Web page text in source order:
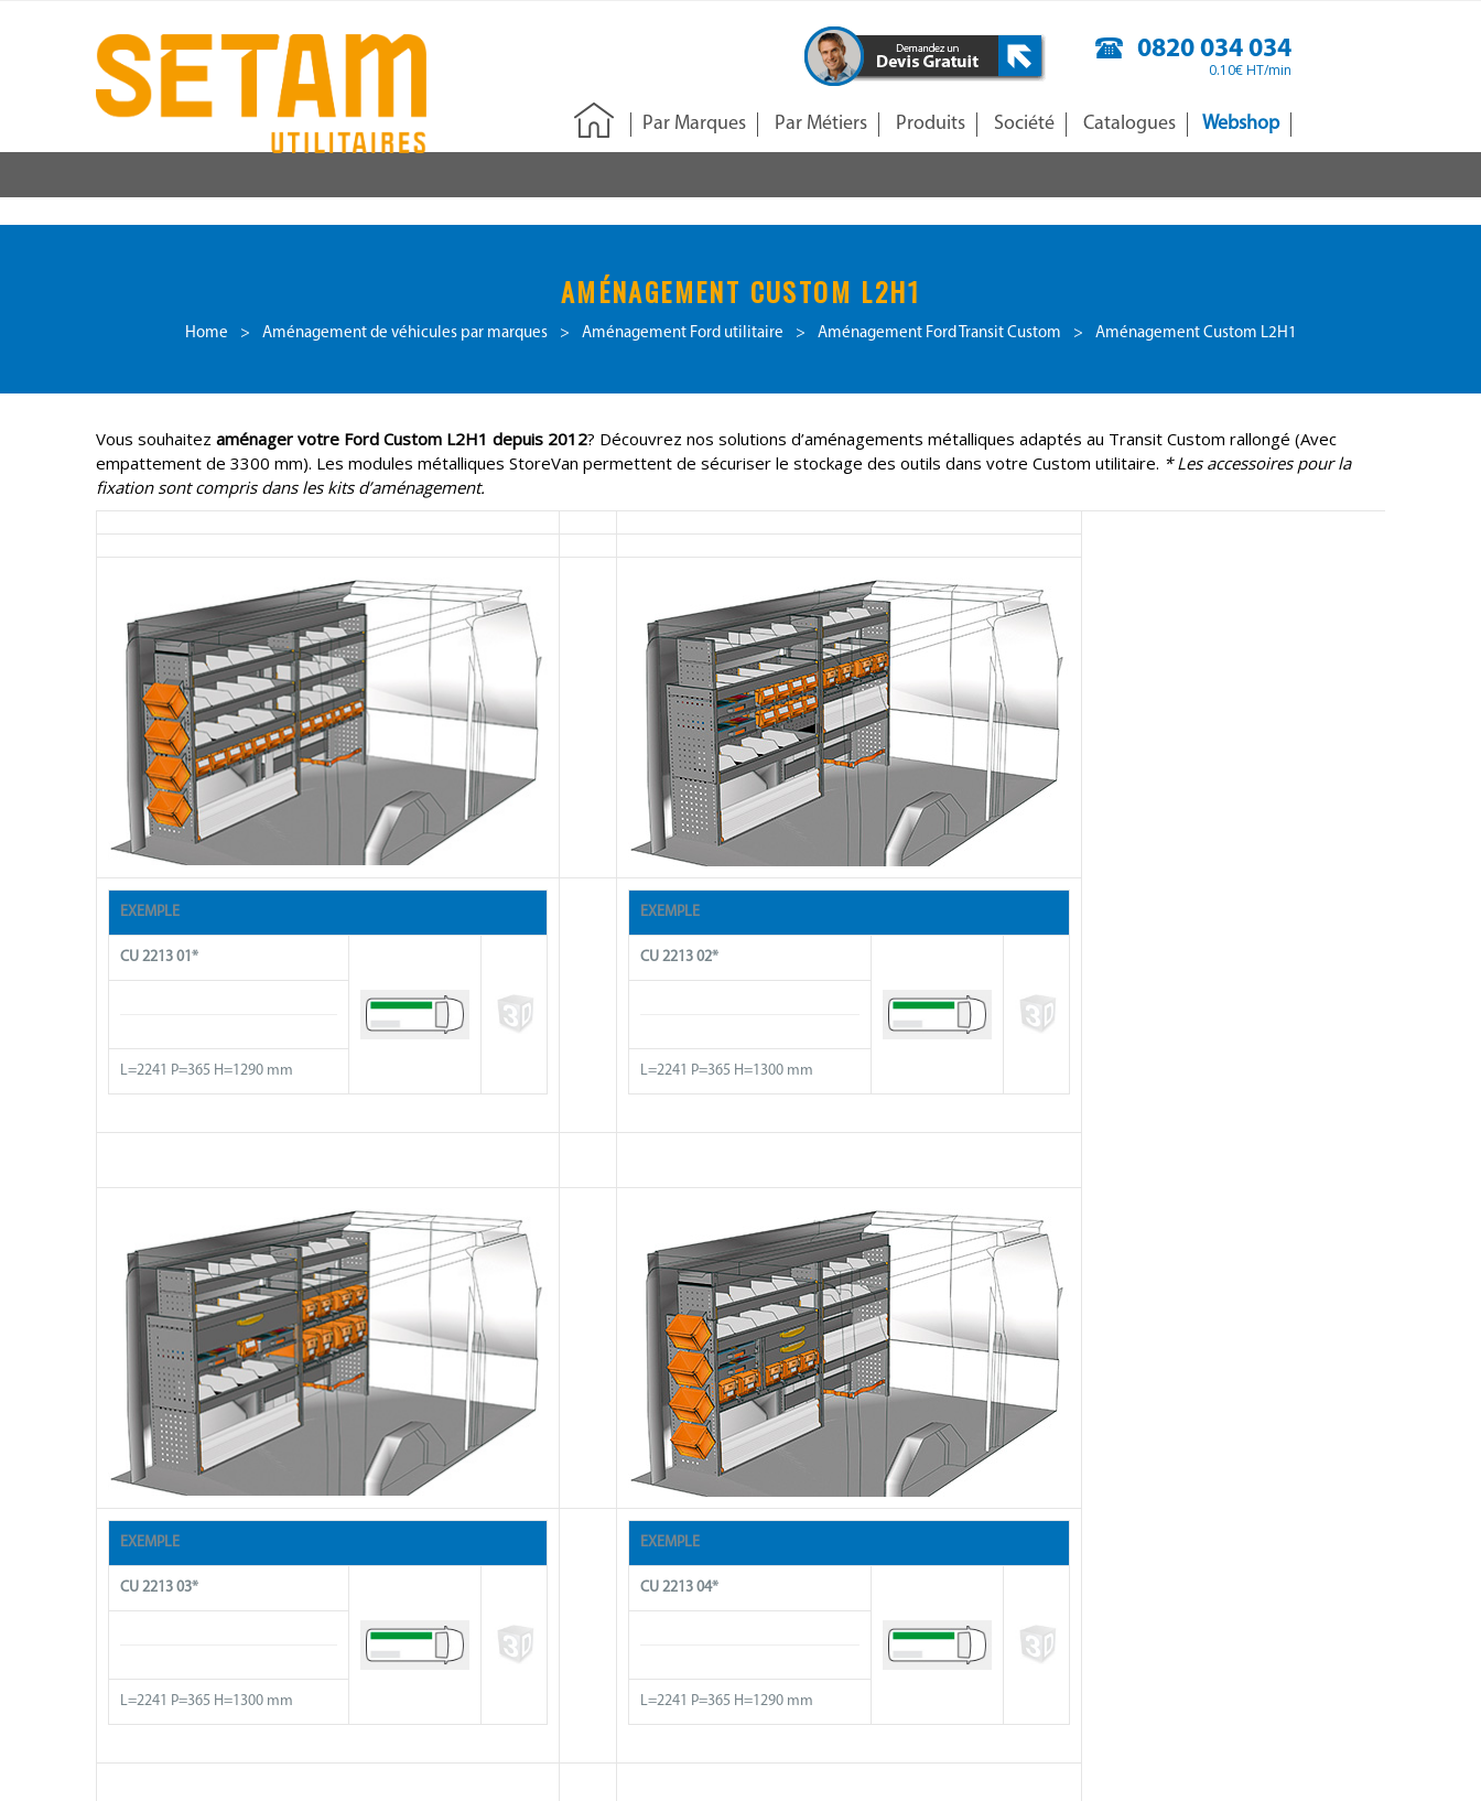
0820 034 034
0.10€ HT/min
Par Marques Par Métiers Produits Société Catalogues Webshop
AMÉNAGEMENT CUSTOM L2H1
Home > Aménagement de véhicules par marques > Aménagement Ford utilitaire > Aménagement Ford Transit Custom > Aménagement Custom L2H1
Vous souhaitez aménager votre Ford Custom L2H1 depuis 2012? Découvrez nos solutions d’aménagements métalliques adaptés au Transit Custom rallongé (Avec
empattement de 3300 mm). Les modules métalliques StoreVan permettent de sécuriser le stockage des outils dans votre Custom utilitaire. * Les accessoires pour la
fixation sont compris dans les kits d’aménagement.
EXEMPLE
CU 2213 01*
L=2241 P=365 H=1290 mm
EXEMPLE
CU 2213 02*
L=2241 P=365 H=1300 mm
EXEMPLE
CU 2213 03*
L=2241 P=365 H=1300 mm
EXEMPLE
CU 2213 04*
L=2241 P=365 H=1290 mm